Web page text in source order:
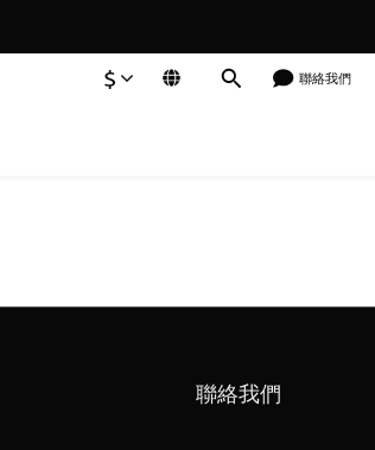
$ 聯絡我們
聯絡我們